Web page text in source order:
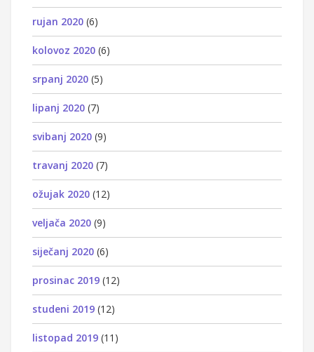
rujan 2020 (6)
kolovoz 2020 (6)
srpanj 2020 (5)
lipanj 2020 (7)
svibanj 2020 (9)
travanj 2020 (7)
ožujak 2020 (12)
veljača 2020 (9)
siječanj 2020 (6)
prosinac 2019 (12)
studeni 2019 (12)
listopad 2019 (11)